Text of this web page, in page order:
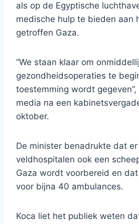
als op de Egyptische
medische hulp te bieden aan
getroffen Gaza.
“We staan ​​klaar om
gezondheidsoperaties te
toestemming wordt
media na een
oktober.
De minister benadrukte dat
veldhospitalen ook een
Gaza wordt voorbereid en
voor bijna 40 ambulances.
Koca liet het publiek weten